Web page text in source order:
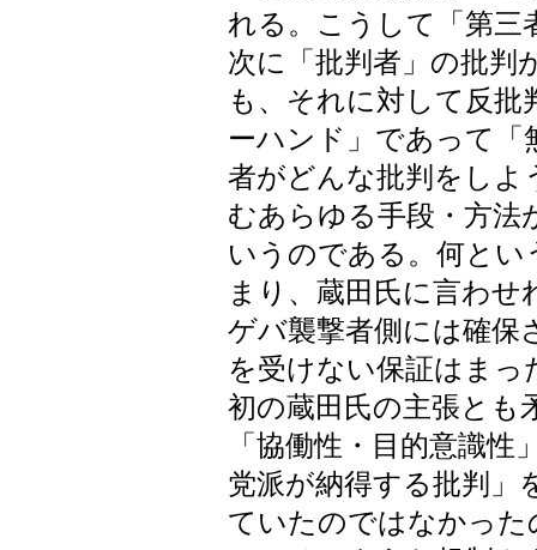
れる。こうして「第三
次に「批判者」の批判
も、それに対して反
ーハンド」であって「
者がどんな批判をしよ
むあらゆる手段・方法
いうのである。何と
まり、蔵田氏に言わ
ゲバ襲撃者側には確保
を受けない保証はま
初の蔵田氏の主張とも
「協働性・目的意識
党派が納得する批判」
ていたのではなかっ